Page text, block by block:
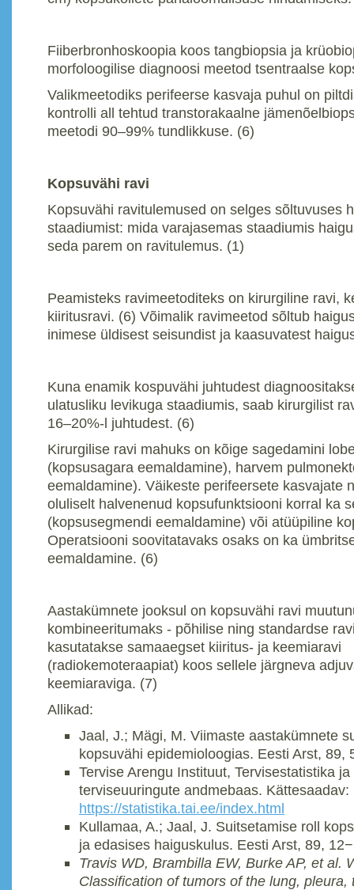
Fiiberbronhoskoopia koos tangbiopsia ja
morfoloogilise diagnoosi meetod tsentraalse
Valikmeetodiks perifeerse kasvaja puhul on
kontrolli all tehtud transtorakaalne
meetodi 90–99% tundlikkuse. (6)
Kopsuvähi ravi
Kopsuvähi ravitulemused on selges sõltuvuses
staadiumist: mida varajasemas staadiumis
seda parem on ravitulemus. (1)
Peamisteks ravimeetoditeks on kirurgiline ravi,
kiiritusravi. (6) Võimalik ravimeetod sõltub
inimese üldisest seisundist ja kaasuvatest
Kuna enamik kospuvähi juhtudest
ulatusliku levikuga staadiumis, saab kirurgilist
16–20%-l juhtudest. (6)
Kirurgilise ravi mahuks on kõige sagedamini
(kopsusagara eemaldamine), harvem
eemaldamine). Väikeste perifeersete kasvajate
oluliselt halvenenud kopsufunktsiooni korral ka
(kopsusegmendi eemaldamine) või atüüpiline
Operatsiooni soovitatavaks osaks on ka
eemaldamine. (6)
Aastakümnete jooksul on kopsuvähi ravi
kombineeritumaks - põhilise ning standardse
kasutatakse samaaegset kiiritus- ja keemiaravi
(radiokemoteraapiat) koos sellele järgneva
keemiaraviga. (7)
Allikad:
Jaal, J.; Mägi, M. Viimaste aastakümnete
kopsuvähi epidemioloogias. Eesti Arst, 89,
Tervise Arengu Instituut, Tervisestatistika ja
terviseuuringute andmebaas. Kättesaadav:
https://statistika.tai.ee/index.html
Kullamaa, A.; Jaal, J. Suitsetamise roll
ja edasises haiguskulus. Eesti Arst, 89,
Travis WD, Brambilla EW, Burke AP, et al.
Classification of tumors of the lung, pleura,